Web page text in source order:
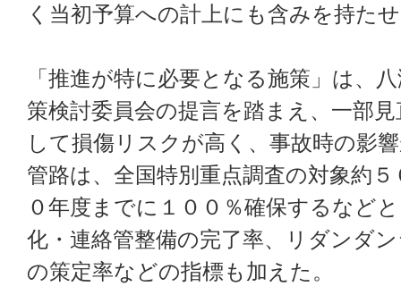
く当初予算への計上にも含みを持た
「推進が特に必要となる施策」は、
策検討委員会の提言を踏まえ、一部
して損傷リスクが高く、事故時の影
管路は、全国特別重点調査の対象約
０年度までに１００％確保するなど
化・連絡管整備の完了率、リダンダ
の策定率などの指標も加えた。